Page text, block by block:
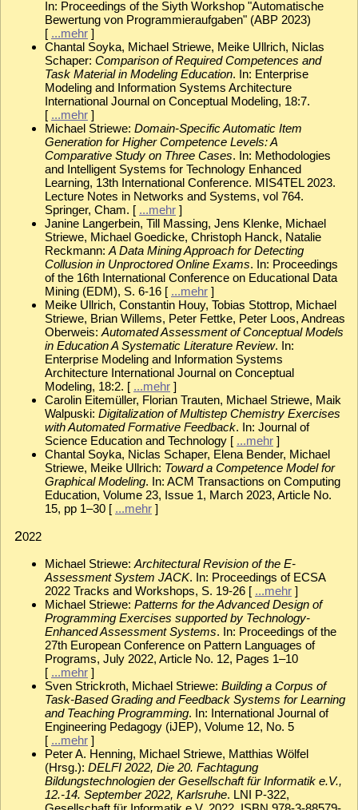
In: Proceedings of the Siyth Workshop "Automatische
Bewertung von Programmieraufgaben" (ABP 2023)
[ ...mehr ]
Chantal Soyka, Michael Striewe, Meike Ullrich, Niclas
Schaper: Comparison of Required Competences and
Task Material in Modeling Education. In: Enterprise
Modeling and Information Systems Architecture
International Journal on Conceptual Modeling, 18:7.
[ ...mehr ]
Michael Striewe: Domain-Specific Automatic Item
Generation for Higher Competence Levels: A
Comparative Study on Three Cases. In: Methodologies
and Intelligent Systems for Technology Enhanced
Learning, 13th International Conference. MIS4TEL 2023.
Lecture Notes in Networks and Systems, vol 764.
Springer, Cham. [ ...mehr ]
Janine Langerbein, Till Massing, Jens Klenke, Michael
Striewe, Michael Goedicke, Christoph Hanck, Natalie
Reckmann: A Data Mining Approach for Detecting
Collusion in Unproctored Online Exams. In: Proceedings
of the 16th International Conference on Educational Data
Mining (EDM), S. 6-16 [ ...mehr ]
Meike Ullrich, Constantin Houy, Tobias Stottrop, Michael
Striewe, Brian Willems, Peter Fettke, Peter Loos, Andreas
Oberweis: Automated Assessment of Conceptual Models
in Education A Systematic Literature Review. In:
Enterprise Modeling and Information Systems
Architecture International Journal on Conceptual
Modeling, 18:2. [ ...mehr ]
Carolin Eitemüller, Florian Trauten, Michael Striewe, Maik
Walpuski: Digitalization of Multistep Chemistry Exercises
with Automated Formative Feedback. In: Journal of
Science Education and Technology [ ...mehr ]
Chantal Soyka, Niclas Schaper, Elena Bender, Michael
Striewe, Meike Ullrich: Toward a Competence Model for
Graphical Modeling. In: ACM Transactions on Computing
Education, Volume 23, Issue 1, March 2023, Article No.
15, pp 1–30 [ ...mehr ]
2022
Michael Striewe: Architectural Revision of the E-
Assessment System JACK. In: Proceedings of ECSA
2022 Tracks and Workshops, S. 19-26 [ ...mehr ]
Michael Striewe: Patterns for the Advanced Design of
Programming Exercises supported by Technology-
Enhanced Assessment Systems. In: Proceedings of the
27th European Conference on Pattern Languages of
Programs, July 2022, Article No. 12, Pages 1–10
[ ...mehr ]
Sven Strickroth, Michael Striewe: Building a Corpus of
Task-Based Grading and Feedback Systems for Learning
and Teaching Programming. In: International Journal of
Engineering Pedagogy (iJEP), Volume 12, No. 5
[ ...mehr ]
Peter A. Henning, Michael Striewe, Matthias Wölfel
(Hrsg.): DELFI 2022, Die 20. Fachtagung
Bildungstechnologien der Gesellschaft für Informatik e.V.,
12.-14. September 2022, Karlsruhe. LNI P-322,